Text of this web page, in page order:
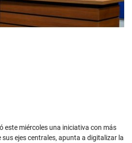
este miércoles una iniciativa con más
ejes centrales, apunta a digitalizar la